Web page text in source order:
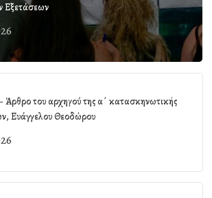
Εξετάσεων
Άρθρο του αρχηγού της α΄ κατασκηνωτικής
Ευάγγελου Θεοδώρου